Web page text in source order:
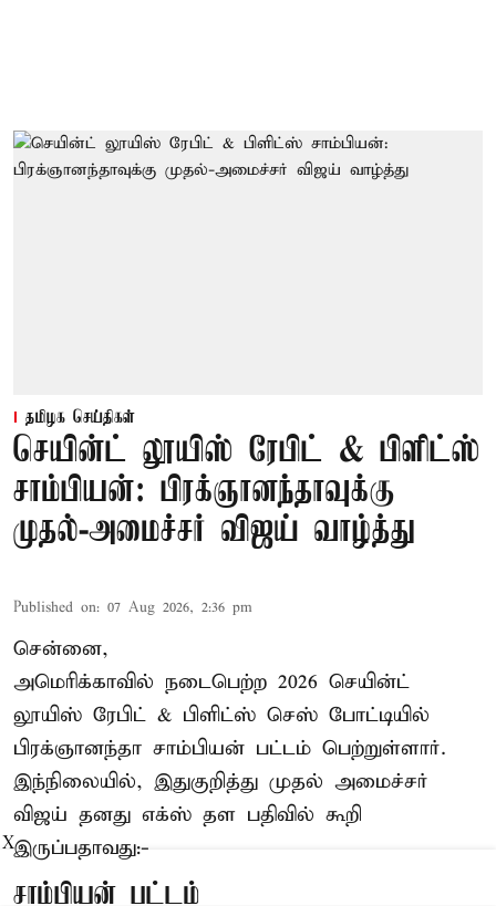
தமிழக செய்திகள்
செயின்ட் லூயிஸ் ரேபிட் & பிளிட்ஸ்
சாம்பியன்: பிரக்ஞானந்தாவுக்கு
முதல்-அமைச்சர் விஜய் வாழ்த்து
Published on: 07 Aug 2026, 2:36 pm
சென்னை,
அமெரிக்காவில் நடைபெற்ற 2026 செயின்ட்
லூயிஸ் ரேபிட் & பிளிட்ஸ் செஸ் போட்டியில்
பிரக்ஞானந்தா சாம்பியன் பட்டம் பெற்றுள்ளார்.
இந்நிலையில், இதுகுறித்து முதல் அமைச்சர்
விஜய் தனது எக்ஸ் தள பதிவில் கூறி
இருப்பதாவது:-
சாம்பியன் பட்டம்
X